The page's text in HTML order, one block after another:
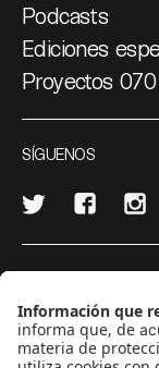
Podcasts
Ediciones
Proyectos 070
SÍGUENOS
CONTÁCTANOS